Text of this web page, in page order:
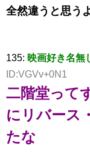
全然違うと思うよ
135: 映画好き名無
ID:VGVv+0N1
二階堂って
にリバース
たな